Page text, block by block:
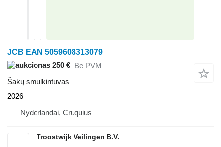
JCB EAN 5059608313079
250 €
Be PVM
Šakų smulkintuvas
2026
Nyderlandai, Cruquius
Troostwijk Veilingen B.V.